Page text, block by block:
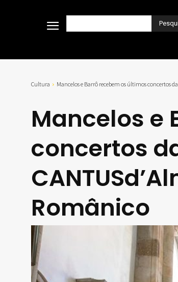
Cultura Mancelos e Barrô recebem os últimos concertos
Mancelos e
concertos
Românico